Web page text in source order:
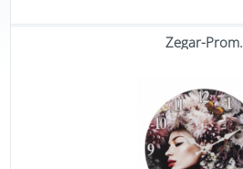
Zegar-Prom.